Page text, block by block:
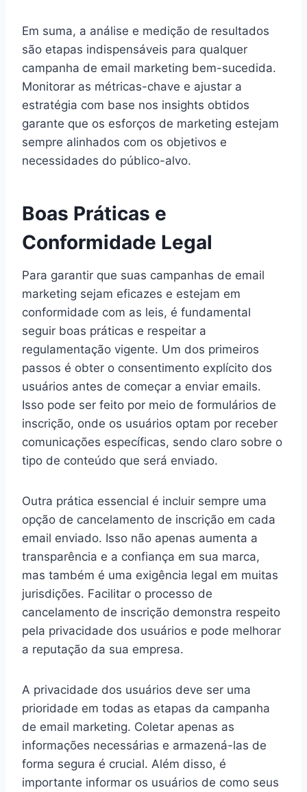
Em suma, a análise e medição de resultados
são etapas indispensáveis para qualquer
campanha de email marketing bem-sucedida.
Monitorar as métricas-chave e ajustar a
estratégia com base nos insights obtidos
garante que os esforços de marketing estejam
sempre alinhados com os objetivos e
necessidades do público-alvo.
Boas Práticas e
Conformidade Legal
Para garantir que suas campanhas de email
marketing sejam eficazes e estejam em
conformidade com as leis, é fundamental
seguir boas práticas e respeitar a
regulamentação vigente. Um dos primeiros
passos é obter o consentimento explícito dos
usuários antes de começar a enviar emails.
Isso pode ser feito por meio de formulários de
inscrição, onde os usuários optam por receber
comunicações específicas, sendo claro sobre o
tipo de conteúdo que será enviado.
Outra prática essencial é incluir sempre uma
opção de cancelamento de inscrição em cada
email enviado. Isso não apenas aumenta a
transparência e a confiança em sua marca,
mas também é uma exigência legal em muitas
jurisdições. Facilitar o processo de
cancelamento de inscrição demonstra respeito
pela privacidade dos usuários e pode melhorar
a reputação da sua empresa.
A privacidade dos usuários deve ser uma
prioridade em todas as etapas da campanha
de email marketing. Coletar apenas as
informações necessárias e armazená-las de
forma segura é crucial. Além disso, é
importante informar os usuários de como seus